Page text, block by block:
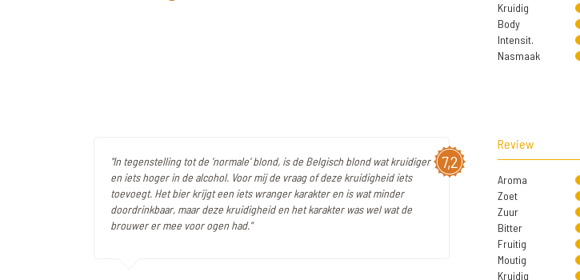
Kruidig
Body
Intensit.
Nasmaak
7,2
"In tegenstelling tot de 'normale' blond, is de Belgisch blond wat kruidiger
en iets hoger in de alcohol. Voor mij de vraag of deze kruidigheid iets
toevoegt. Het bier krijgt een iets wranger karakter en is wat minder
doordrinkbaar, maar deze kruidigheid en het karakter was wel wat de
brouwer er mee voor ogen had."
Review
Aroma
Zoet
Zuur
Bitter
Fruitig
Moutig
Kruidig